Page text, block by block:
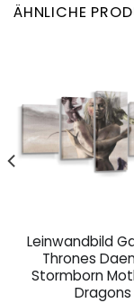
ÄHNLICHE
Leinwandbild
Thrones
Stormborn
Dragons